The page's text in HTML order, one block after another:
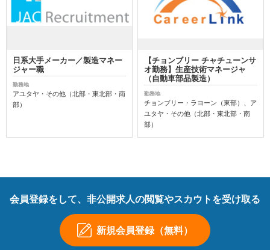
日系大手メーカー／製造マネー
ジャー職
勤務地
アユタヤ・その他（北部・東北部・南
部）
【チョンブリー チャチューンサ
オ勤務】生産技術マネージャ
（自動車部品製造）
勤務地
チョンブリー・ラヨーン（東部）、ア
ユタヤ・その他（北部・東北部・南
部）
会員登録をして、非公開求人の閲覧やスカウトを受け取る
新規会員登録（無料）